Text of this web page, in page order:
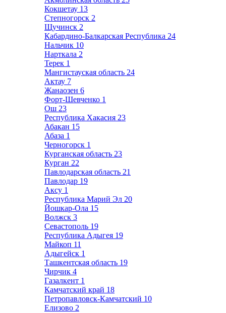
Кокшетау 13
Степногорск 2
Щучинск 2
Кабардино-Балкарская Республика 24
Нальчик 10
Нарткала 2
Терек 1
Мангистауская область 24
Актау 7
Жанаозен 6
Форт-Шевченко 1
Ош 23
Республика Хакасия 23
Абакан 15
Абаза 1
Черногорск 1
Курганская область 23
Курган 22
Павлодарская область 21
Павлодар 19
Аксу 1
Республика Марий Эл 20
Йошкар-Ола 15
Волжск 3
Севастополь 19
Республика Адыгея 19
Майкоп 11
Адыгейск 1
Ташкентская область 19
Чирчик 4
Газалкент 1
Камчатский край 18
Петропавловск-Камчатский 10
Елизово 2